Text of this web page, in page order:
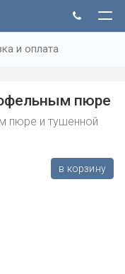
и оплата
пюре
пюре и тушенной
в корзину